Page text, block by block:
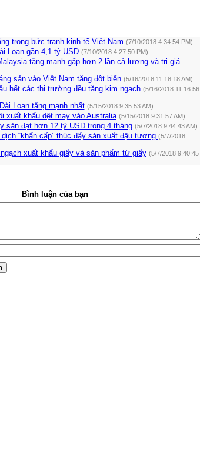
trong bức tranh kinh tế Việt Nam (7/10/2018 4:34:54 PM)
Loan gần 4,1 tỷ USD (7/10/2018 4:27:50 PM)
tăng mạnh gấp hơn 2 lần cả lượng và trị giá
sản vào Việt Nam tăng đột biến (5/16/2018 11:18:18 AM)
hết các thị trường đều tăng kim ngạch (5/16/2018 11:16:56
Loan tăng mạnh nhất (5/15/2018 9:35:53 AM)
xuất khẩu dệt may vào Australia (5/15/2018 9:31:57 AM)
sản đạt hơn 12 tỷ USD trong 4 tháng (5/7/2018 9:44:43 AM)
“khẩn cấp” thúc đẩy sản xuất đậu tương (5/7/2018
xuất khẩu giấy và sản phẩm từ giấy (5/7/2018 9:40:45
Bình luận của bạn